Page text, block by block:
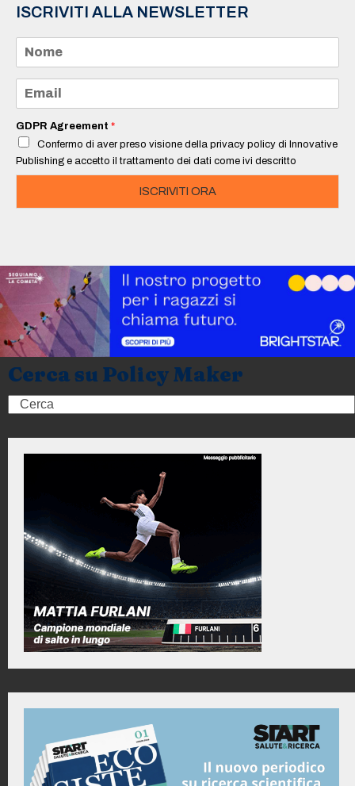
ISCRIVITI ALLA NEWSLETTER
m
e
a
i
*
GDPR Agreement *
Confermo di aver preso visione della privacy policy di Innovative
Publishing e accetto il trattamento dei dati come ivi descritto
ISCRIVITI ORA
Cerca su Policy Maker
Search